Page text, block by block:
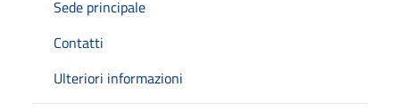
Sede principale
Contatti
Ulteriori informazioni